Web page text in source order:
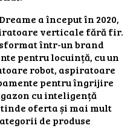
a început în 2020,
verticale fără fir.
într-un brand
pentru locuință, cu un
robot, aspiratoare
pentru îngrijire
cu inteligență
oferta și mai mult
de produse